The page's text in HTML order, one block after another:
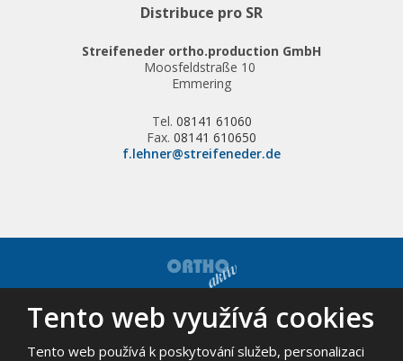
Distribuce pro SR
Streifeneder ortho.production GmbH
Moosfeldstraße 10
Emmering
Tel. 08141 61060
Fax. 08141 610650
f.lehner@streifeneder.de
© 2026, ORTHO-AKTIV, spol. s r.o. - všechna práva vyhrazena
Mapa stránek | Podmínky použití
VYROBILA
Tento web využívá cookies
Tento web používá k poskytování služeb, personalizaci